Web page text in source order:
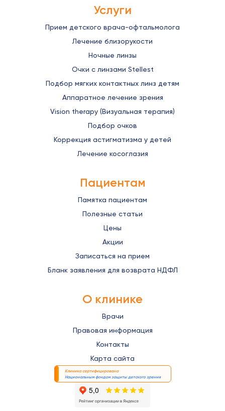
Услуги
Прием детского врача-офтальмолога
Лечение близорукости
Ночные линзы
Очки с линзами Stellest
Подбор мягких контактных линз детям
Аппаратное лечение зрения
Vision therapy (Визуальная терапия)
Подбор очков
Коррекция астигматизма у детей
Лечение косоглазия
Пациентам
Памятка пациентам
Полезные статьи
Цены
Акции
Записаться на прием
Бланк заявления для возврата НДФЛ
О клинике
Врачи
Правовая информация
Контакты
Карта сайта
Клиника сертифицирована
Национальным фондом защиты детского зрения